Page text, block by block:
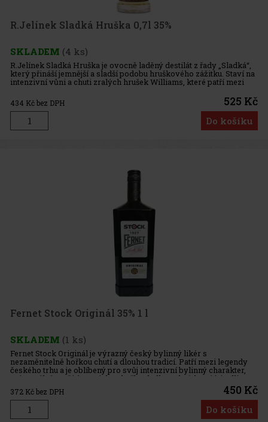
R.Jelínek Sladká Hruška 0,7l 35%
SKLADEM (4 ks)
R.Jelínek Sladká Hruška je ovocně laděný destilát z řady „Sladká“,
který přináší jemnější a sladší podobu hruškového zážitku. Staví na
intenzivní vůni a chuti zralých hrušek Williams, které patří mezi
nejoblíbenější odrůdy pro výrobu hruškových desti
434 Kč bez DPH 525 Kč
Do košíku
Fernet Stock Originál 35% 1 l
SKLADEM (1 ks)
Fernet Stock Originál je výrazný český bylinný likér s
nezaměnitelně hořkou chutí a dlouhou tradicí. Patří mezi legendy
českého trhu a je oblíbený pro svůj intenzivní bylinný charakter,
univerzální použití a typickou hořkosladkou chuť, která jej odli
372 Kč bez DPH 450 Kč
Do košíku